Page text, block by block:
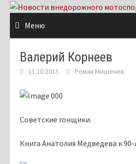
Skip
contentМеню
Валерий Корнеев
11.10.2015 Роман Мишенев
Советские гонщики.
Книга Анатолия Медведева к